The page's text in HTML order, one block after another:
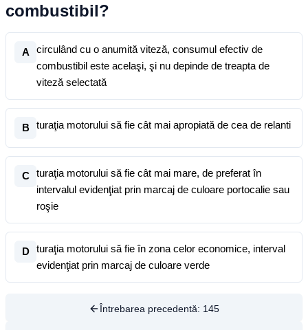
combustibil?
A
circulând cu o anumită viteză, consumul efectiv de
combustibil este acelaşi, şi nu depinde de treapta de
viteză selectată
B turaţia motorului să fie cât mai apropiată de cea de relanti
C
turaţia motorului să fie cât mai mare, de preferat în
intervalul evidenţiat prin marcaj de culoare portocalie sau
roşie
D
turaţia motorului să fie în zona celor economice, interval
evidenţiat prin marcaj de culoare verde
Întrebarea precedentă: 145